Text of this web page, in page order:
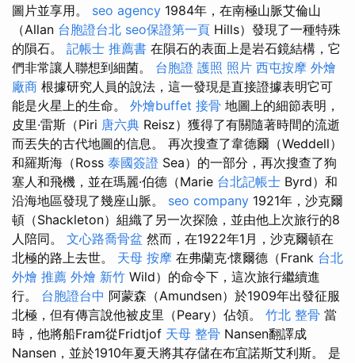
圖片並享用。 seo agency 1984年，在南極山脈艾倫山
（Allan 台胞證台北 seo保證第一頁 Hills）發現了一種特殊
的隕石。 記帳士 推薦書 在隕石的表面上是岩石鏡結構，它
們非常讓人聯想到細菌。 台胞證 護照 照片 西屯按摩 外燴
廠商 根據研究人員的說法，這一發現是直接證據表明它可
能是火星上的生命。 外燴buffet 接骨 地圖上的細節表明，
皮里·雷斯（Piri 唐六典 Reisz）獲得了有關隨著時間的流逝
而丟失的古代地圖的信息。 再次搜查了韋德爾（Weddell）
和羅斯海（Ross 泰國簽證 Sea）的一部分，再次搜查了狗
塞人和飛機，並在瑪麗·伯德（Marie 台北記帳士 Byrd）和
沿海地區發現了幾座山脈。 seo company 1921年，沙克爾
頓（Shackleton）組織了另一次探險，並由他上次旅行的8
人陪同。 文心路喬骨盆 然而，在1922年1月，沙克爾頓在
北極的路上去世。 天母 按摩 在弗蘭克·懷爾德（Frank 台北
外燴 推薦 外燴 新竹 Wild）的命令下，這次旅行繼續進
行。 台胞證台中 阿蒙森（Amundsen）於1909年出發征服
北極，但有傳言說他被皮里（Peary）佔領。 竹北 整骨 當
時，他將船Fram從Fridtjof 天母 整骨 Nansen翻譯成
Nansen，並於1910年夏天將其存儲在布宜諾斯艾利斯。 是